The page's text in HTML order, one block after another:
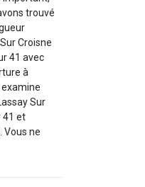
trouvé
Croisne
41 avec
à
examine
Sur
41 et
Vous ne